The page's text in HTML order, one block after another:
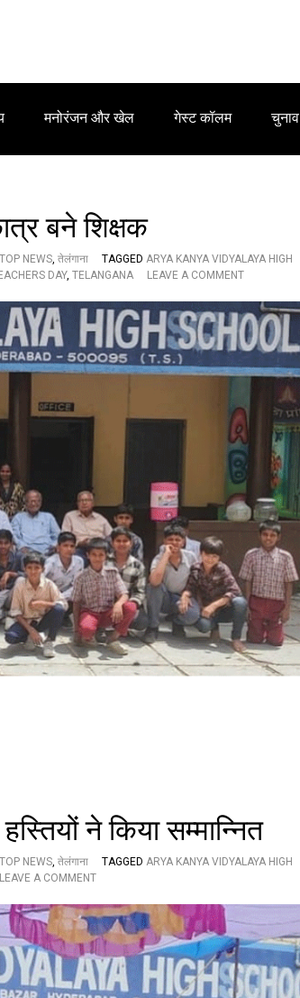
मनोरंजन और खेल गेस्ट कॉलम चुनाव
बने शिक्षक
TOP NEWS, तेलंगाना TAGGED ARYA KANYA VIDYALAYA HIGH
DAY, TELANGANA LEAVE A COMMENTO
र्य
क
न्या
वि
य
में
शि
क्ष
क
दि
व
धू
म
,
छा
त्र
ब
ने
शि
ने किया सम्मान्नित
TOP NEWS, तेलंगाना TAGGED ARYA KANYA VIDYALAYA HIGH
LEAVE A COMMENTO
शि
क्षि
का
श्री
म
ती